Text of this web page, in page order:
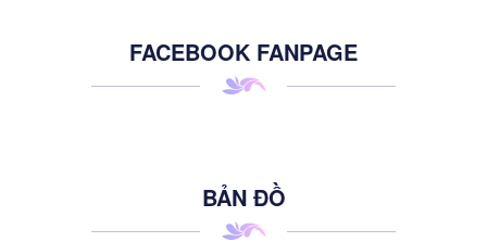
FACEBOOK FANPAGE
BẢN ĐỒ